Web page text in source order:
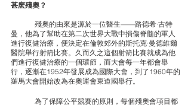
甚麽殘奧？
曼，他為了幫助在第二次世界大戰中損傷脊髓的軍人
進行復健治療，便決定在倫敦郊外的斯托克·曼德維爾
醫院舉行射箭比賽。久而久之這個射箭比賽就成為他
們進行復健治療的一個環節，而大會每一年都會舉
行，逐漸在1952年發展成為國際大會，到了1960年的
羅馬大會開始改為在奧運會東道國舉行。